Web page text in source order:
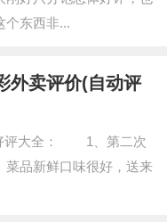
个东西非...
外卖评价(自动评
评大全： 1、第二次
菜品新鲜口味很好，送来